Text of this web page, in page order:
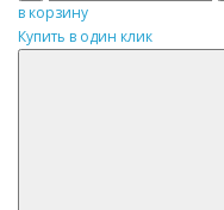
в корзину
Купить в один клик